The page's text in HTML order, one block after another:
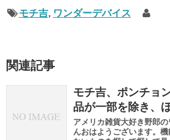
モチ吉, ワンダーデバイス
関連記事
モチ吉、ポンチョ
品が一部を除き、
アメリカ雑貨大好き野郎
んおはようございます。